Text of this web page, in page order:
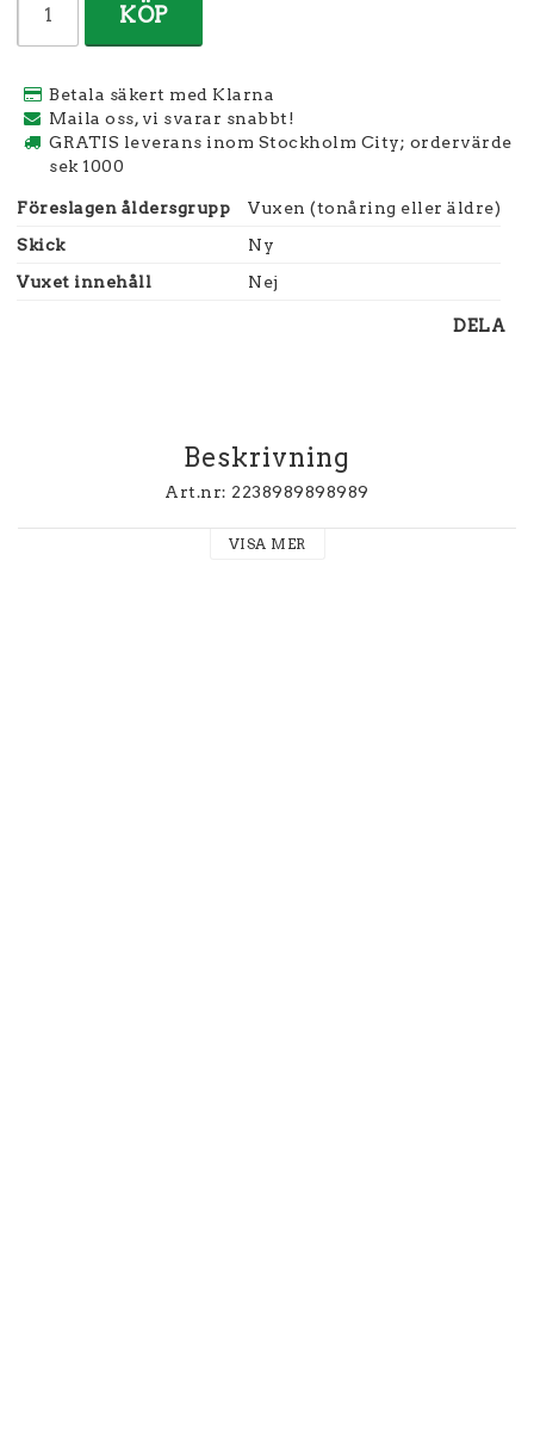
KÖP
Betala säkert med Klarna
Maila oss, vi svarar snabbt!
GRATIS leverans inom Stockholm City; ordervärde
sek 1000
Föreslagen åldersgrupp
Vuxen (tonåring eller äldre)
Skick
Ny
Vuxet innehåll
Nej
DELA
Beskrivning
Art.nr: 2238989898989
VISA MER